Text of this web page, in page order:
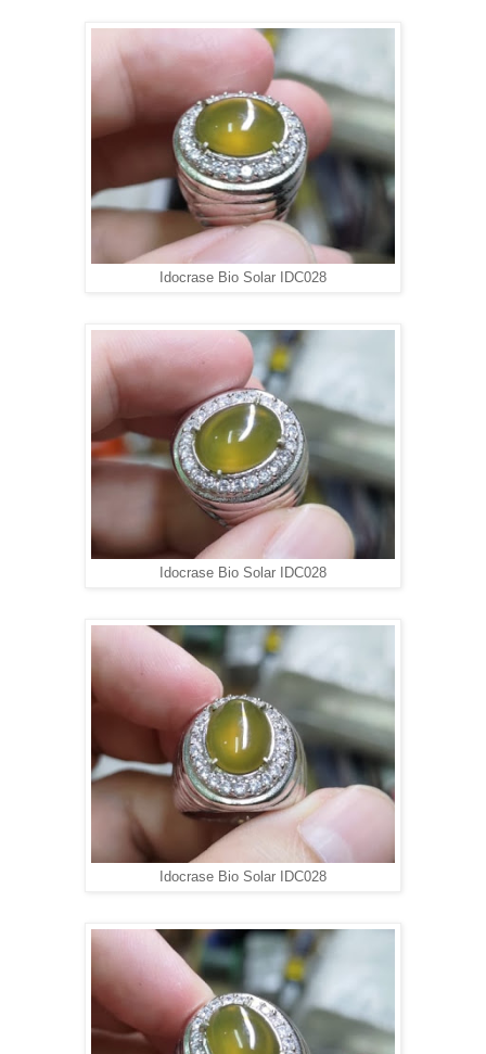
Idocrase Bio Solar IDC028
Idocrase Bio Solar IDC028
Idocrase Bio Solar IDC028